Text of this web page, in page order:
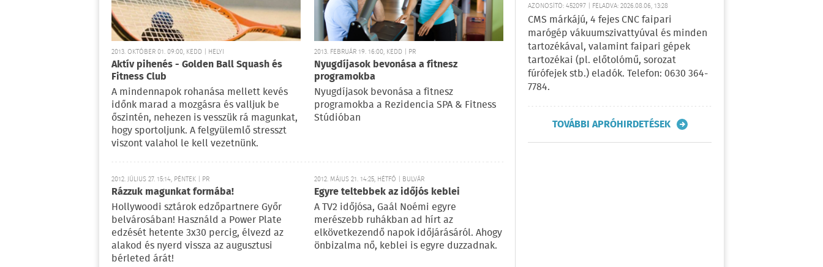
2013. OKTÓBER 01. 09:00, KEDD | HELYI
Aktív pihenés - Golden Ball Squash és
Fitness Club
A mindennapok rohanása mellett kevés
időnk marad a mozgásra és valljuk be
őszintén, nehezen is vesszük rá magunkat,
hogy sportoljunk. A felgyülemlő stresszt
viszont valahol le kell vezetnünk.
2013. FEBRUÁR 19. 16:00, KEDD | PR
Nyugdíjasok bevonása a fitnesz
programokba
Nyugdíjasok bevonása a fitnesz
programokba a Rezidencia SPA & Fitness
Stúdióban
2012. JÚLIUS 27. 15:14, PÉNTEK | PR
Rázzuk magunkat formába!
Hollywoodi sztárok edzőpartnere Győr
belvárosában! Használd a Power Plate
edzését hetente 3x30 percig, élvezd az
alakod és nyerd vissza az augusztusi
bérleted árát!
2012. MÁJUS 21. 14:25, HÉTFŐ | BULVÁR
Egyre teltebbek az időjós keblei
A TV2 időjósa, Gaál Noémi egyre
merészebb ruhákban ad hírt az
elkövetkezendő napok időjárásáról. Ahogy
önbizalma nő, keblei is egyre duzzadnak.
AZONOSÍTÓ: 452097 | FELADVA: 2026.08.06, 13:28
CMS márkájú, 4 fejes CNC faipari
marógép vákuumszivattyúval és minden
tartozékával, valamint faipari gépek
tartozékai (pl. előtolómű, sorozat
fúrófejek stb.) eladók. Telefon: 0630 364-
7784.
TOVÁBBI APRÓHIRDETÉSEK